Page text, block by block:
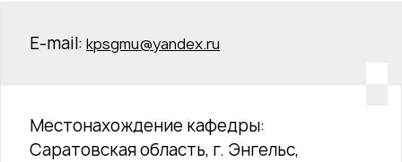
E-mail: kpsgmu@yandex.ru
Местонахождение кафедры:
Саратовская область, г. Энгельс,